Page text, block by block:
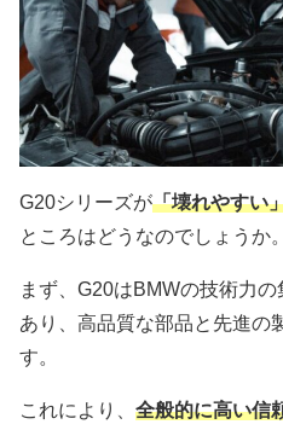
G20シリーズが「壊れやすい
ところはどうなのでしょうか。
まず、G20はBMWの技術力
あり、高品質な部品と先進の
す。
これにより、 全般的に高い信